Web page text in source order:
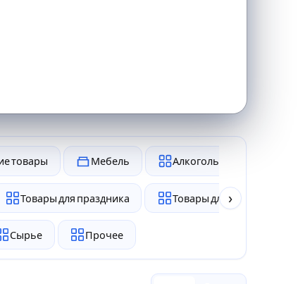
товары Мебель Алкоголь и табак
Товары для праздника Товары для животных
Сырье Прочее
›